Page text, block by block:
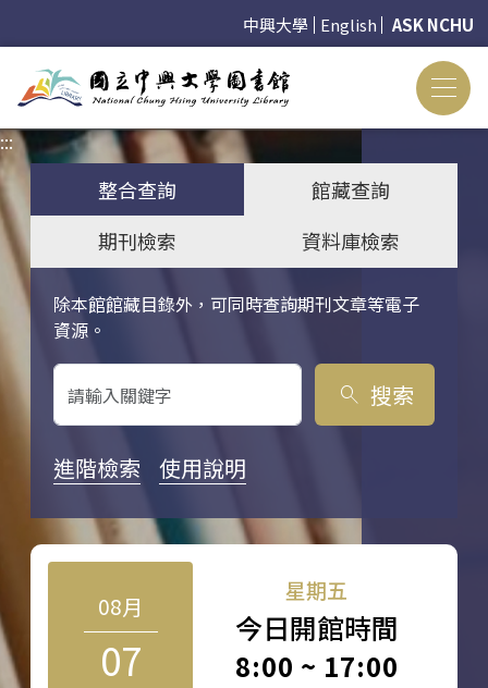
中興大學 English ASK NCHU
:::
整合查詢
館藏查詢
期刊檢索
資料庫檢索
除本館館藏目錄外，可同時查詢期刊文章等電子
資源。
關鍵字搜尋
search 搜索
進階檢索 使用說明
08月
07
星期五
今日開館時間
8:00 ~ 17:00